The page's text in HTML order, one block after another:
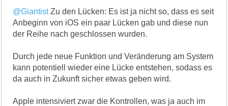
@GiantistZu den Lücken: Es ist ja nicht so, dass es seit
Anbeginn von iOS ein paar Lücken gab und diese nun
der Reihe nach geschlossen wurden.
Durch jede neue Funktion und Veränderung am System
kann potentiell wieder eine Lücke entstehen, sodass es
da auch in Zukunft sicher etwas geben wird.
Apple intensiviert zwar die Kontrollen, was ja auch im